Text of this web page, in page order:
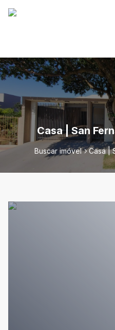
Casa | San
Buscar imóvel Casa |